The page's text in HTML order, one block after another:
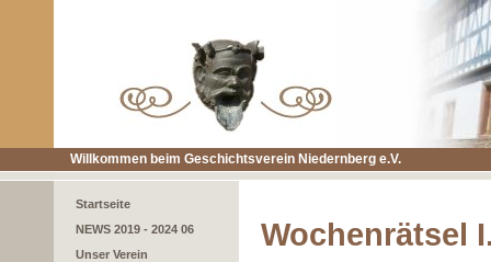
Willkommen beim Geschichtsverein Niedernberg e.V.
Startseite
NEWS 2019 - 2024 06
Unser Verein
Wochenrätsel